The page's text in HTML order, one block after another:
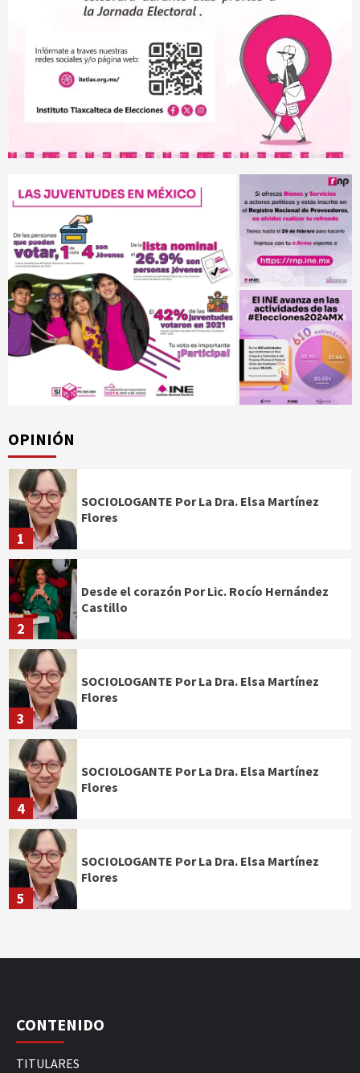
OPINIÓN
1
SOCIOLOGANTE Por La Dra. Elsa Martínez
Flores
2
Desde el corazón Por Lic. Rocío Hernández
Castillo
3
SOCIOLOGANTE Por La Dra. Elsa Martínez
Flores
4
SOCIOLOGANTE Por La Dra. Elsa Martínez
Flores
5
SOCIOLOGANTE Por La Dra. Elsa Martínez
Flores
CONTENIDO
TITULARES